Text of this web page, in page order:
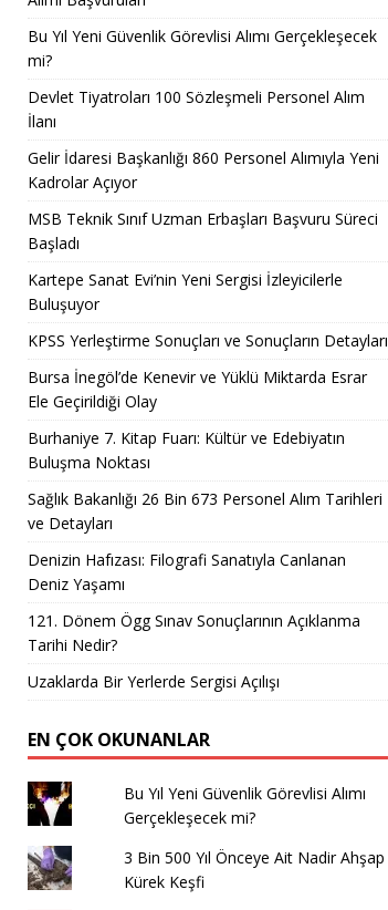
Bu Yıl Yeni Güvenlik Görevlisi Alımı Gerçekleşecek
mi?
Devlet Tiyatroları 100 Sözleşmeli Personel Alım
İlanı
Gelir İdaresi Başkanlığı 860 Personel Alımıyla Yeni
Kadrolar Açıyor
MSB Teknik Sınıf Uzman Erbaşları Başvuru Süreci
Başladı
Kartepe Sanat Evi’nin Yeni Sergisi İzleyicilerle
Buluşuyor
KPSS Yerleştirme Sonuçları ve Sonuçların Detayları
Bursa İnegöl’de Kenevir ve Yüklü Miktarda Esrar
Ele Geçirildiği Olay
Burhaniye 7. Kitap Fuarı: Kültür ve Edebiyatın
Buluşma Noktası
Sağlık Bakanlığı 26 Bin 673 Personel Alım Tarihleri
ve Detayları
Denizin Hafızası: Filografi Sanatıyla Canlanan
Deniz Yaşamı
121. Dönem Ögg Sınav Sonuçlarının Açıklanma
Tarihi Nedir?
Uzaklarda Bir Yerlerde Sergisi Açılışı
EN ÇOK OKUNANLAR
Bu Yıl Yeni Güvenlik Görevlisi Alımı
Gerçekleşecek mi?
3 Bin 500 Yıl Önceye Ait Nadir Ahşap
Kürek Keşfi